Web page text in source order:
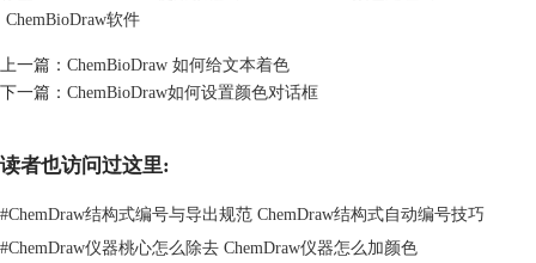
ChemBioDraw软件
上一篇： ChemBioDraw 如何给文本着色
下一篇： ChemBioDraw如何设置颜色对话框
读者也访问过这里:
#ChemDraw结构式编号与导出规范 ChemDraw结构式自动编号技巧
#ChemDraw仪器桃心怎么除去 ChemDraw仪器怎么加颜色